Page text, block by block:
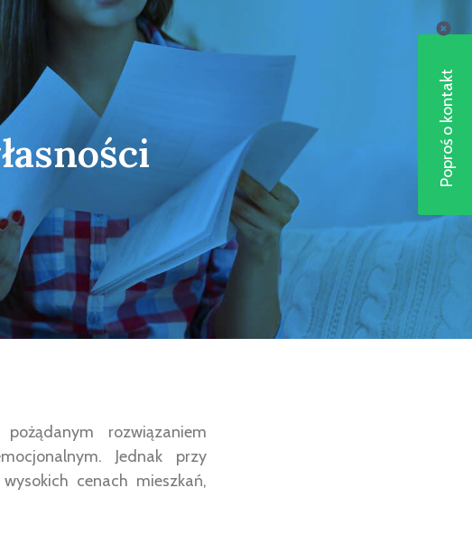
rozwiązaniem
Jednak przy
cenach mieszkań,
Poproś o kontakt